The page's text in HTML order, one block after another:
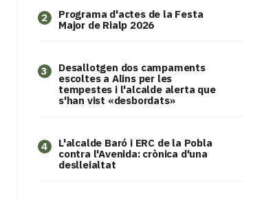
2
Programa d'actes de la Festa
Major de Rialp 2026
3
​Desallotgen dos campaments
escoltes a Alins per les
tempestes i l'alcalde alerta que
s'han vist «desbordats»
4
L'alcalde Baró i ERC de la Pobla
contra l'Avenida: crònica d'una
deslleialtat